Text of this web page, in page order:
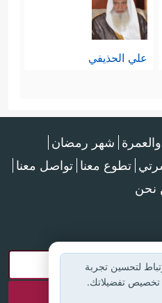
علي الحذيفي
شهر رمضان
تطوع معنا تواصل معنا
نحن
لتحسين تجربة
تخصيص تفضيلاتك.